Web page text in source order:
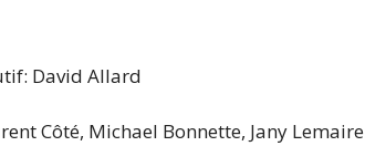
David Allard
Côté, Michael Bonnette, Jany Lemaire